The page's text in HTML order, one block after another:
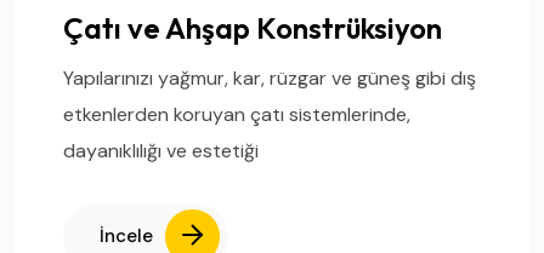
Çatı ve Ahşap Konstrüksiyon
Yapılarınızı yağmur, kar, rüzgar ve güneş gibi dış
etkenlerden koruyan çatı sistemlerinde,
dayanıklılığı ve estetiği
İncele